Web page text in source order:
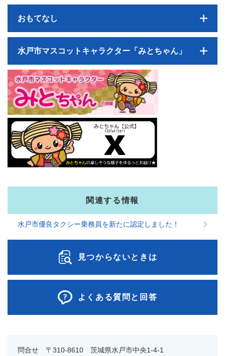
おもてなし
水戸市マスコットキャラクター「みとちゃん」
関連する情報
水戸市優良タクシー乗務員を新たに認定しました！
見つからないときは
よくある質問と回答
問合せ 〒310-8610 茨城県水戸市中央1-4-1